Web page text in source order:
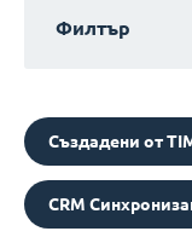
Филтър
Създадени от
CRM